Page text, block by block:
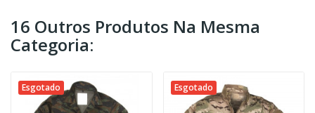
16 Outros Produtos Na Mesma
Categoria:
Esgotado Esgotado